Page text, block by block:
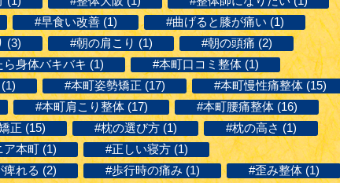
#早食い改善 (1)
#曲げると膝が痛い (1)
(3) #朝の肩こり (1)
#朝の頭痛 (2)
ら身体バキバキ (1)
#本町口コミ整体 (1)
#本町姿勢矯正 (17)
#本町慢性痛整体 (15)
#本町肩こり整体 (17)
#本町腰痛整体 (16)
正 (15) #枕の選び方 (1)
#枕の高さ (1)
ア本町 (1)
#正しい寝方 (1)
痺れる (2) #歩行時の痛み (1)
#歪み整体 (1)